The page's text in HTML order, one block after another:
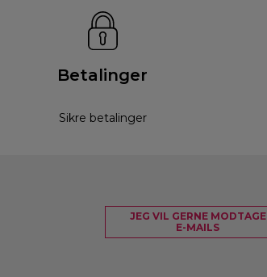
Betalinger
Sikre betalinger
JEG VIL GERNE MODTAGE
E-MAILS